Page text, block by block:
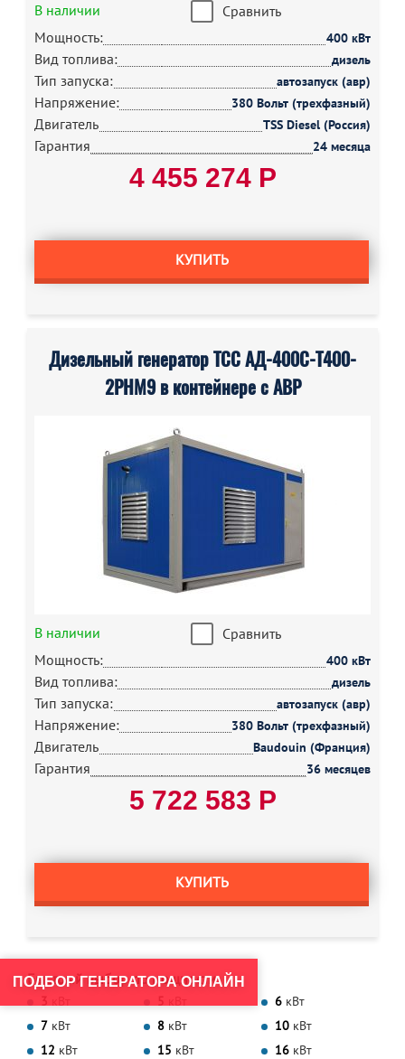
В наличии
Сравнить
Мощность:
400 кВт
Вид топлива: дизель
Тип запуска: автозапуск (авр)
Напряжение: 380 Вольт (трехфазный)
Двигатель TSS Diesel (Россия)
Гарантия 24 месяца
4 455 274 Р
КУПИТЬ
Дизельный генератор ТСС АД-400С-Т400-
2РНМ9 в контейнере с АВР
В наличии
Сравнить
Мощность:
400 кВт
Вид топлива: дизель
Тип запуска: автозапуск (авр)
Напряжение: 380 Вольт (трехфазный)
Двигатель Baudouin (Франция)
Гарантия 36 месяцев
5 722 583 Р
КУПИТЬ
Быстрый выбор по мощности
3 5 6 кВт
7 кВт 8 кВт 10 кВт
12 кВт 15 кВт 16 кВт
ПОДБОР ГЕНЕРАТОРА ОНЛАЙН